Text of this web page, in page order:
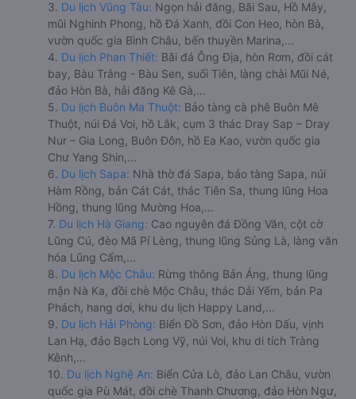
3. Du lịch Vũng Tàu: Ngọn hải đăng, Bãi Sau, Hồ Mây,
mũi Nghinh Phong, hồ Đá Xanh, đồi Con Heo, hòn Bà,
vườn quốc gia Bình Châu, bến thuyền Marina,...
4. Du lịch Phan Thiết: Bãi đá Ông Địa, hòn Rơm, đồi cát
bay, Bàu Trắng - Bàu Sen, suối Tiên, làng chài Mũi Né,
đảo Hòn Bà, hải đăng Kê Gà,...
5. Du lịch Buôn Ma Thuột: Bảo tàng cà phê Buôn Mê
Thuột, núi Đá Voi, hồ Lắk, cụm 3 thác Dray Sap – Dray
Nur – Gia Long, Buôn Đôn, hồ Ea Kao, vườn quốc gia
Chư Yang Shin,...
6. Du lịch Sapa: Nhà thờ đá Sapa, bảo tàng Sapa, núi
Hàm Rồng, bản Cát Cát, thác Tiên Sa, thung lũng Hoa
Hồng, thung lũng Mường Hoa,...
7. Du lịch Hà Giang: Cao nguyên đá Đồng Văn, cột cờ
Lũng Cú, đèo Mã Pí Lèng, thung lũng Sủng Là, làng văn
hóa Lũng Cẩm,...
8. Du lịch Mộc Châu: Rừng thông Bản Áng, thung lũng
mận Nà Ka, đồi chè Mộc Châu, thác Dải Yếm, bản Pa
Phách, hang dơi, khu du lịch Happy Land,...
9. Du lịch Hải Phòng: Biển Đồ Sơn, đảo Hòn Dấu, vịnh
Lan Hạ, đảo Bạch Long Vỹ, núi Voi, khu di tích Tràng
Kênh,...
10. Du lịch Nghệ An: Biển Cửa Lò, đảo Lan Châu, vườn
quốc gia Pù Mát, đồi chè Thanh Chương, đảo Hòn Ngư,